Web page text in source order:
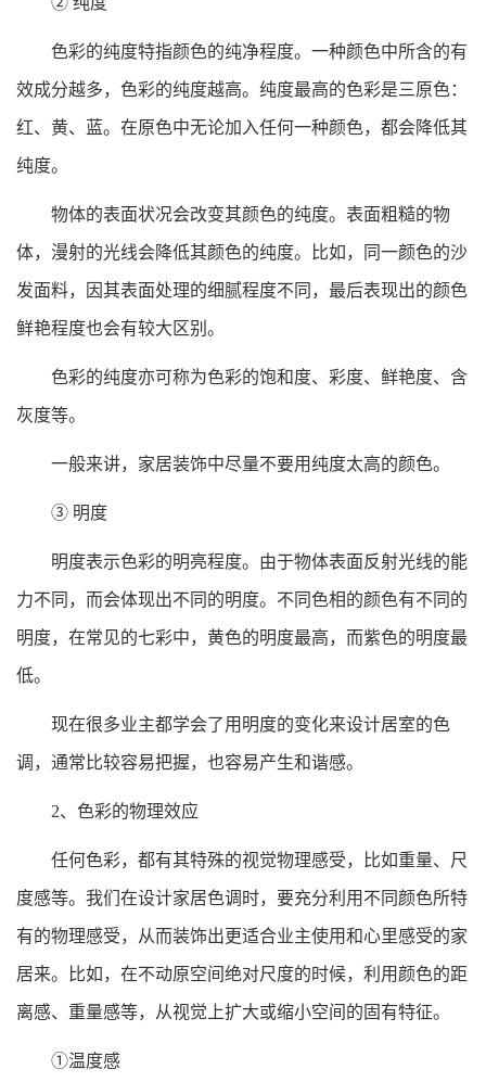
色彩的纯度特指颜色的纯净程度。一种颜色中所含的有
效成分越多，色彩的纯度越高。纯度最高的色彩是三原色：
红、黄、蓝。在原色中无论加入任何一种颜色，都会降低其
纯度。
物体的表面状况会改变其颜色的纯度。表面粗糙的物
体，漫射的光线会降低其颜色的纯度。比如，同一颜色的沙
发面料，因其表面处理的细腻程度不同，最后表现出的颜色
鲜艳程度也会有较大区别。
色彩的纯度亦可称为色彩的饱和度、彩度、鲜艳度、含
灰度等。
一般来讲，家居装饰中尽量不要用纯度太高的颜色。
③ 明度
明度表示色彩的明亮程度。由于物体表面反射光线的能
力不同，而会体现出不同的明度。不同色相的颜色有不同的
明度，在常见的七彩中，黄色的明度最高，而紫色的明度最
低。
现在很多业主都学会了用明度的变化来设计居室的色
调，通常比较容易把握，也容易产生和谐感。
2、色彩的物理效应
任何色彩，都有其特殊的视觉物理感受，比如重量、尺
度感等。我们在设计家居色调时，要充分利用不同颜色所特
有的物理感受，从而装饰出更适合业主使用和心里感受的家
居来。比如，在不动原空间绝对尺度的时候，利用颜色的距
离感、重量感等，从视觉上扩大或缩小空间的固有特征。
①温度感